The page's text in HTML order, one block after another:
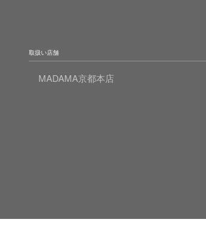
取扱い店舗
MADAMA京都本店